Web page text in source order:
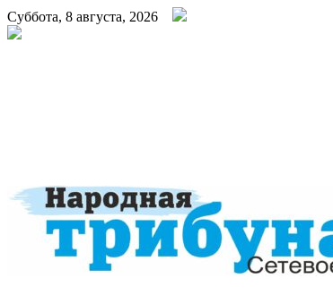
Суббота, 8 августа, 2026